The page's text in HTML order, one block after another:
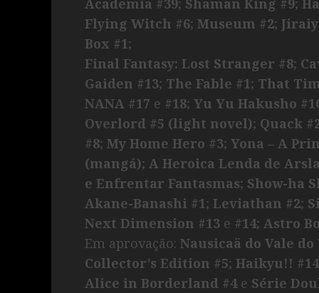
Academia #39; Shaman King #9;
Flying Witch #6; Museum #2;
Box #1;
Final Fantasy: Lost Stranger #8;
Gaiden #13; The Fable #1; That
NANA #17 e #18; Yu Yu Hakusho
Overlord #5 (light novel); Quack
#8; My Home Hero #3; Yona – A
(mangá); A Heroica Lenda de
e Enfrentar Fantasmas; Show-ha
Akane-Banashi #1; Leviathan #2;
Next Dimension #13 e #14; Astro
Em aprovação: Nausicaä do Vale do
Collector’s Edition #5; Haikyu!! #14
Alice in Borderland #4e Série